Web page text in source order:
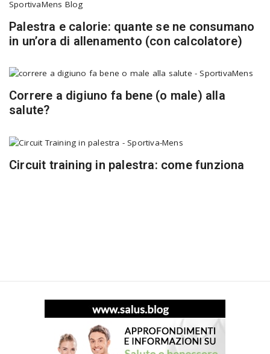
Palestra e calorie: quante se ne consumano
in un’ora di allenamento (con calcolatore)
Correre a digiuno fa bene (o male) alla
salute?
Circuit training in palestra: come funziona